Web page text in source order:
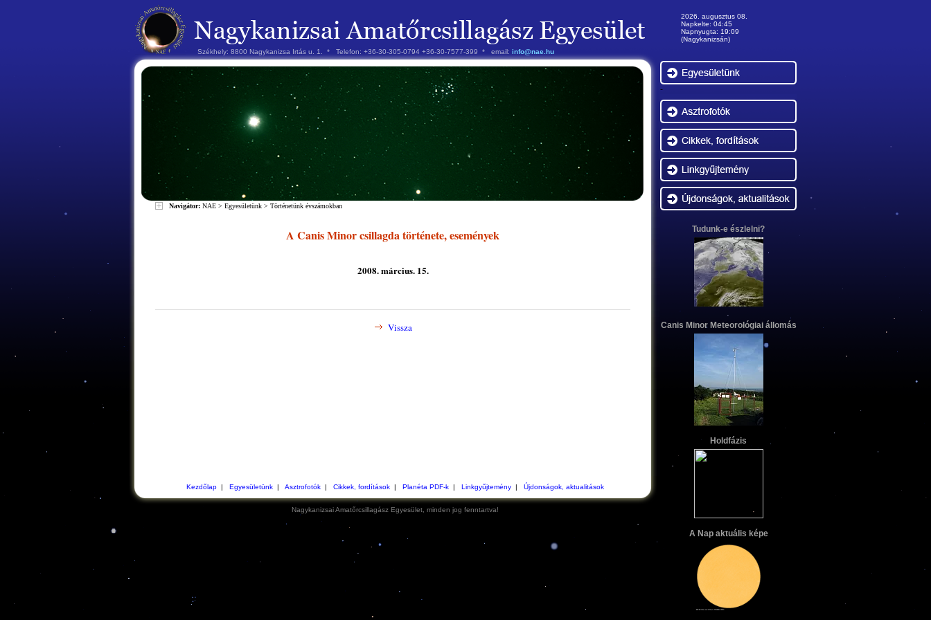
Székhely: 8800 Nagykanizsa Irtás u. 1. * Telefon: +36-30-305-0794 +36-30-7577-399 * email: info@nae.hu
Navigátor: NAE > Egyesületünk > Történetünk évszámokban
A Canis Minor csillagda története, események
2008. március. 15.
Vissza
Kezdőlap| Egyesületünk| Asztrofotók| Cikkek, fordítások| Planéta PDF-k| Linkgyűjtemény| Újdonságok, aktualitások
Nagykanizsai Amatőrcsillagász Egyesület, minden jog fenntartva!
2026. augusztus 08.
Napkelte: 04:45
Napnyugta: 19:09
(Nagykanizsán)
-
Tudunk-e észlelni?
Canis Minor Meteorológiai állomás
Holdfázis
A Nap aktuális képe